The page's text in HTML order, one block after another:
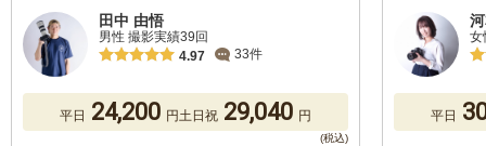
田中 由悟
男性 撮影実績39回
4.97
33件
平日 24,200 円土日祝 29,040 円
女
平日